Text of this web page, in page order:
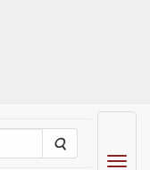
Zoeken
Menu